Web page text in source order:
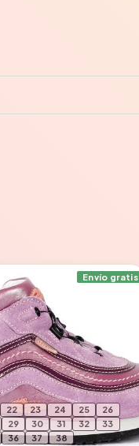
Envío gratis
22 23 24 25
26
29 30 31 32
33
36 37 38